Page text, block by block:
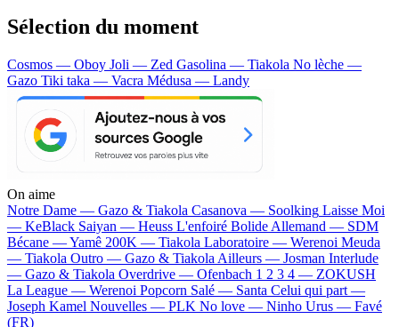
Sélection du moment
Cosmos — Oboy Joli — Zed Gasolina — Tiakola No lèche —
Gazo Tiki taka — Vacra Médusa — Landy
On aime
Notre Dame — Gazo & Tiakola Casanova — Soolking Laisse Moi
— KeBlack Saiyan — Heuss L'enfoiré Bolide Allemand — SDM
Bécane —Yamê 200K — Tiakola Laboratoire — Werenoi Meuda
— Tiakola Outro — Gazo & Tiakola Ailleurs — Josman Interlude
— Gazo & Tiakola Overdrive — Ofenbach 1 2 3 4 — ZOKUSH
La League — Werenoi Popcorn Salé — Santa Celui qui part —
Joseph Kamel Nouvelles — PLK No love — Ninho Urus — Favé
(FR)